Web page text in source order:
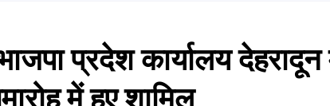
प्रदेश कार्यालय